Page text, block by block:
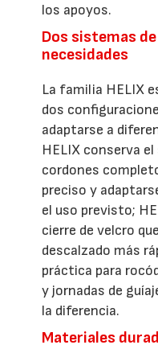
los apoyos.
Dos sistemas
necesidades
La familia HELIX
dos
adaptarse a
HELIX conserva
cordones
preciso y
el uso previsto;
cierre de velcro
descalzado más
práctica para
y jornadas de
la diferencia.
Materiales